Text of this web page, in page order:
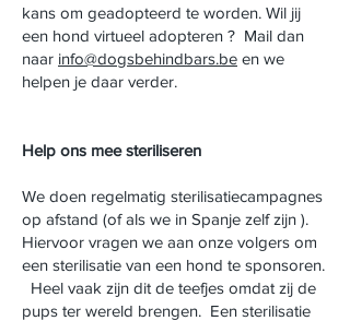
kans om geadopteerd te worden. Wil jij
een hond virtueel adopteren ? Mail dan
naar info@dogsbehindbars.be en we
helpen je daar verder.
Help ons mee steriliseren
We doen regelmatig sterilisatiecampagnes
op afstand (of als we in Spanje zelf zijn ).
Hiervoor vragen we aan onze volgers om
een sterilisatie van een hond te sponsoren.
Heel vaak zijn dit de teefjes omdat zij de
pups ter wereld brengen. Een sterilisatie